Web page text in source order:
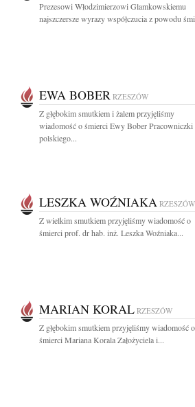
Prezesowi Włodzimierzowi Glamkowskiemu
najszczersze wyrazy współczucia z powodu
EWA BOBER RZESZÓW
Z głębokim smutkiem i żalem przyjęliśmy
wiadomość o śmierci Ewy Bober Pracowniczki
polskiego...
LESZKA WOŹNIAKA RZESZÓW
Z wielkim smutkiem przyjęliśmy wiadomość o
śmierci prof. dr hab. inż. Leszka Woźniaka...
MARIAN KORAL RZESZÓW
Z głębokim smutkiem przyjęliśmy wiadomość o
śmierci Mariana Korala Założyciela i...